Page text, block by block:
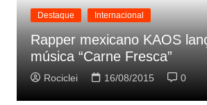
Destaque Internacional
Rapper mexicano KAOS
música “Carne Fresca”
Rociclei 16/08/2015 0